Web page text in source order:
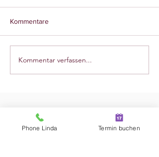
Kommentare
Kommentar verfassen...
Phone Linda Termin buchen